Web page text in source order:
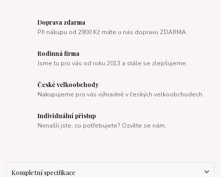
Doprava zdarma
Při nákupu od 2900 Kč máte u nás dopravu ZDARMA.
Rodinná firma
Jsme tu pro vás od roku 2013 a stále se zlepšujeme.
České velkoobchody
Nakupujeme pro vás výhradně v českých velkoobchodech.
Individuální přistup
Nenašli jste, co potřebujete? Ozvěte se nám.
Kompletní specifikace